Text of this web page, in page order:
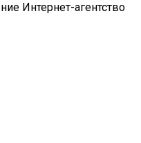
Интернет-агентство